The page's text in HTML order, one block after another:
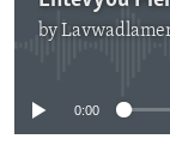
by
No
0:00